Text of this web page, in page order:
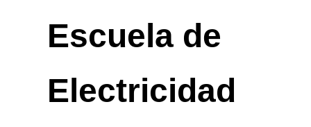
Escuela de
Electricidad